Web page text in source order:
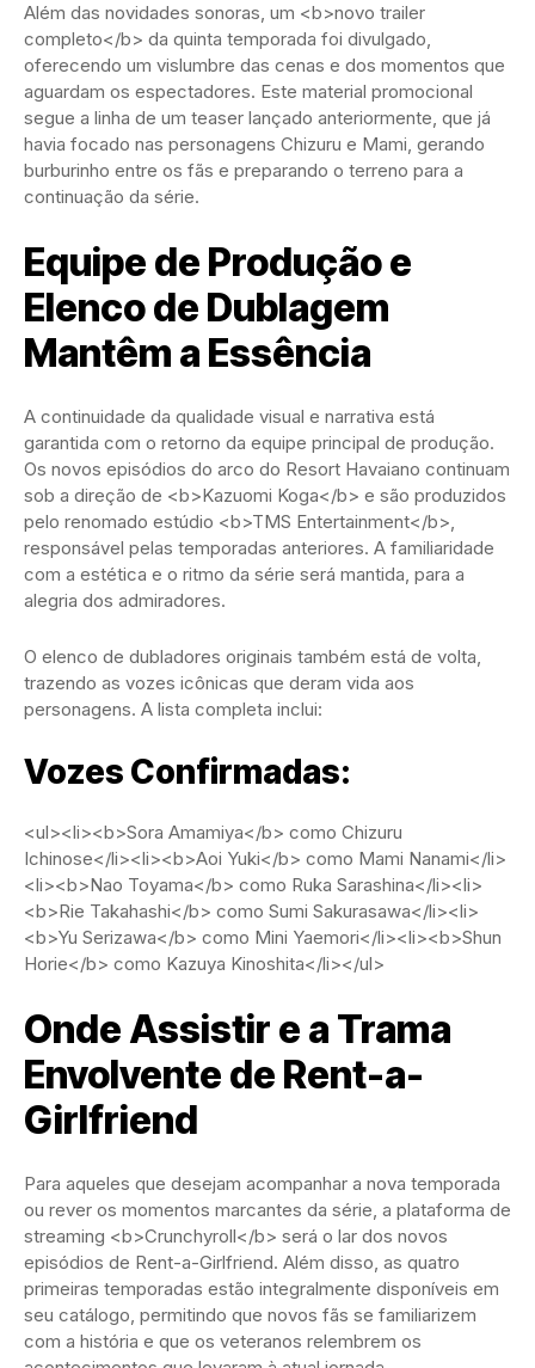
Além das novidades sonoras, um <b>novo trailer
completo</b> da quinta temporada foi divulgado,
oferecendo um vislumbre das cenas e dos momentos que
aguardam os espectadores. Este material promocional
segue a linha de um teaser lançado anteriormente, que já
havia focado nas personagens Chizuru e Mami, gerando
burburinho entre os fãs e preparando o terreno para a
continuação da série.
Equipe de Produção e
Elenco de Dublagem
Mantêm a Essência
A continuidade da qualidade visual e narrativa está
garantida com o retorno da equipe principal de produção.
Os novos episódios do arco do Resort Havaiano continuam
sob a direção de <b>Kazuomi Koga</b> e são produzidos
pelo renomado estúdio <b>TMS Entertainment</b>,
responsável pelas temporadas anteriores. A familiaridade
com a estética e o ritmo da série será mantida, para a
alegria dos admiradores.
O elenco de dubladores originais também está de volta,
trazendo as vozes icônicas que deram vida aos
personagens. A lista completa inclui:
Vozes Confirmadas:
<ul><li><b>Sora Amamiya</b> como Chizuru
Ichinose</li><li><b>Aoi Yuki</b> como Mami Nanami</li>
<li><b>Nao Toyama</b> como Ruka Sarashina</li><li>
<b>Rie Takahashi</b> como Sumi Sakurasawa</li><li>
<b>Yu Serizawa</b> como Mini Yaemori</li><li><b>Shun
Horie</b> como Kazuya Kinoshita</li></ul>
Onde Assistir e a Trama
Envolvente de Rent-a-
Girlfriend
Para aqueles que desejam acompanhar a nova temporada
ou rever os momentos marcantes da série, a plataforma de
streaming <b>Crunchyroll</b> será o lar dos novos
episódios de Rent-a-Girlfriend. Além disso, as quatro
primeiras temporadas estão integralmente disponíveis em
seu catálogo, permitindo que novos fãs se familiarizem
com a história e que os veteranos relembrem os